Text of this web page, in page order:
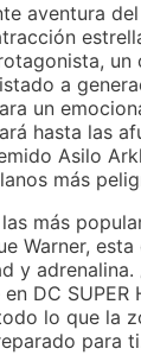
aventura
un
a
un
hasta las
Asilo
más
más
Warner, esta
y adrenalina.
DC SUPER
lo que la
para